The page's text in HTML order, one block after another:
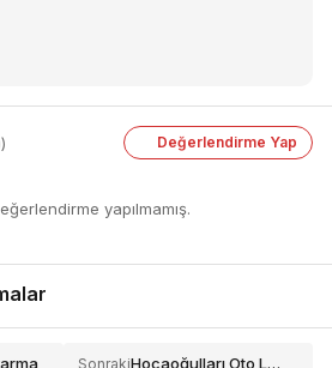
Değerlendirme Yap
yapılmamış.
Sonraki Hocaoğulları Oto Lastik Ve Yol Yardımı